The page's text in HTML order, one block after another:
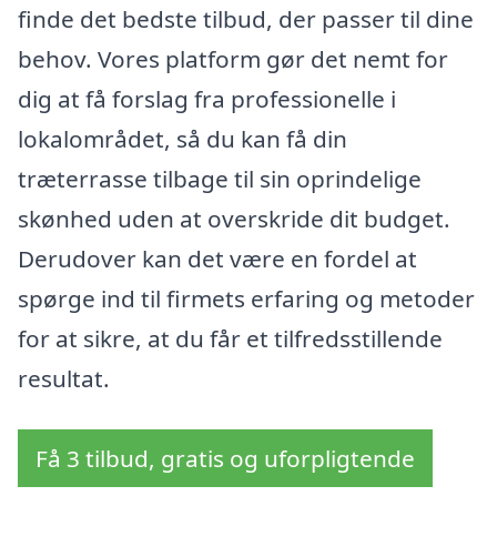
finde det bedste tilbud, der passer til dine
behov. Vores platform gør det nemt for
dig at få forslag fra professionelle i
lokalområdet, så du kan få din
træterrasse tilbage til sin oprindelige
skønhed uden at overskride dit budget.
Derudover kan det være en fordel at
spørge ind til firmets erfaring og metoder
for at sikre, at du får et tilfredsstillende
resultat.
Få 3 tilbud, gratis og uforpligtende